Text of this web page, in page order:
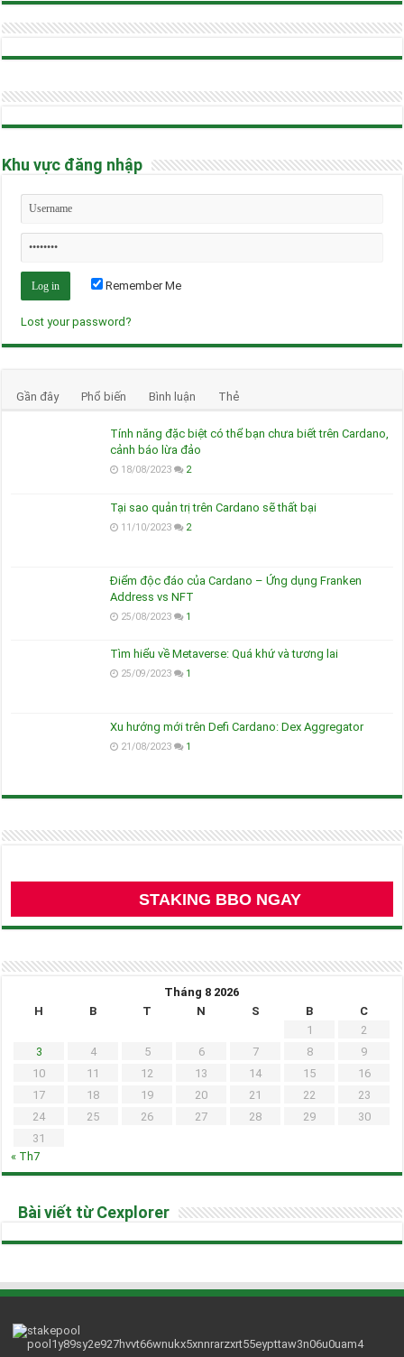
Khu vực đăng nhập
Remember Me
Lost your password?
Gần đây Phổ biến Bình luận Thẻ
Tính năng đặc biệt có thể bạn chưa biết trên Cardano,
cảnh báo lừa đảo
18/08/2023 2
Tại sao quản trị trên Cardano sẽ thất bại
11/10/2023 2
Điểm độc đáo của Cardano – Ứng dụng Franken
Address vs NFT
25/08/2023 1
Tìm hiểu về Metaverse: Quá khứ và tương lai
25/09/2023 1
Xu hướng mới trên Defi Cardano: Dex Aggregator
21/08/2023 1
STAKING BBO NGAY
Tháng 8 2026
H
B T N S B
C
1
2
3
4 5 6 7 8
9
10
11 12 13 14 15
16
17
18 19 20 21 22
23
24
25 26 27 28 29
30
31
« Th7
Bài viết từ Cexplorer